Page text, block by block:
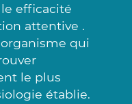
efficacité
attentive .
qui
le plus
établie.